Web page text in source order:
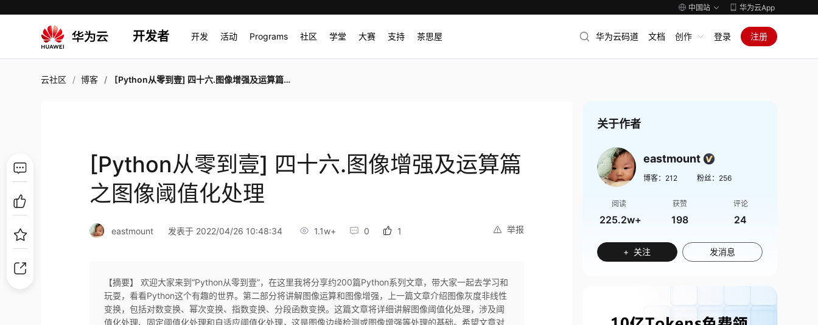
中国站 华为云App
开发者 开发 活动 Programs 社区 学堂 大赛 支持 茶思屋 华为云码道 文档 创作 登录 注册
云社区 博客 [Python从零到壹] 四十六.图像增强及运算篇之图像阈值化处理
[Python从零到壹] 四十六.图像增强及运算篇
之图像阈值化处理
举报
eastmount 发表于 2022/04/26 10:48:34 1.1w+ 0 1
【摘要】 欢迎大家来到“Python从零到壹”，在这里我将分享约200篇Python系列文章，带大家一起去学习和
玩耍，看看Python这个有趣的世界。第二部分将讲解图像运算和图像增强，上一篇文章介绍图像灰度非线性
变换，包括对数变换、幂次变换、指数变换、分段函数变换。这篇文章将详细讲解图像阈值化处理，涉及阈
值化处理、固定阈值化处理和自适应阈值化处理，这是图像边缘检测或图像增强等处理的基础。希望文章对
关于作者
eastmount
博客： 212 粉丝： 256
阅读
225.2w+
获赞
198
评论
24
+ 关注 发消息